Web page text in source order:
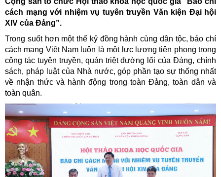
cách mạng với nhiệm vụ tuyên truyền Văn kiện Đại hội
XIV của Đảng”.
Trong suốt hơn một thế kỷ đồng hành cùng dân tộc, báo chí
cách mạng Việt Nam luôn là một lực lượng tiên phong trong
công tác tuyên truyền, quán triệt đường lối của Đảng, chính
sách, pháp luật của Nhà nước, góp phần tạo sự thống nhất
về nhận thức và hành động trong toàn Đảng, toàn dân và
toàn quân.